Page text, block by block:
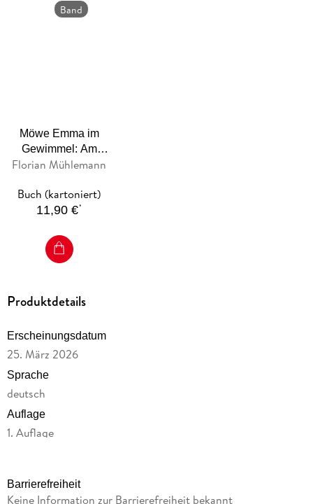
Band
Möwe Emma im
Gewimmel: Am
Meer
Florian Mühlemann
Buch (kartoniert)
11,90 €*
Produktdetails
Erscheinungsdatum
25. März 2026
Sprache
deutsch
Auflage
1. Auflage
Barrierefreiheit
Keine Information zur Barrierefreiheit bekannt